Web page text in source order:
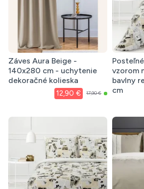
Záves Aura Beige -
140x280 cm - uchytenie
dekoračné kolieska
12,90 € 17,90 €
vzorom
bavlny
cm